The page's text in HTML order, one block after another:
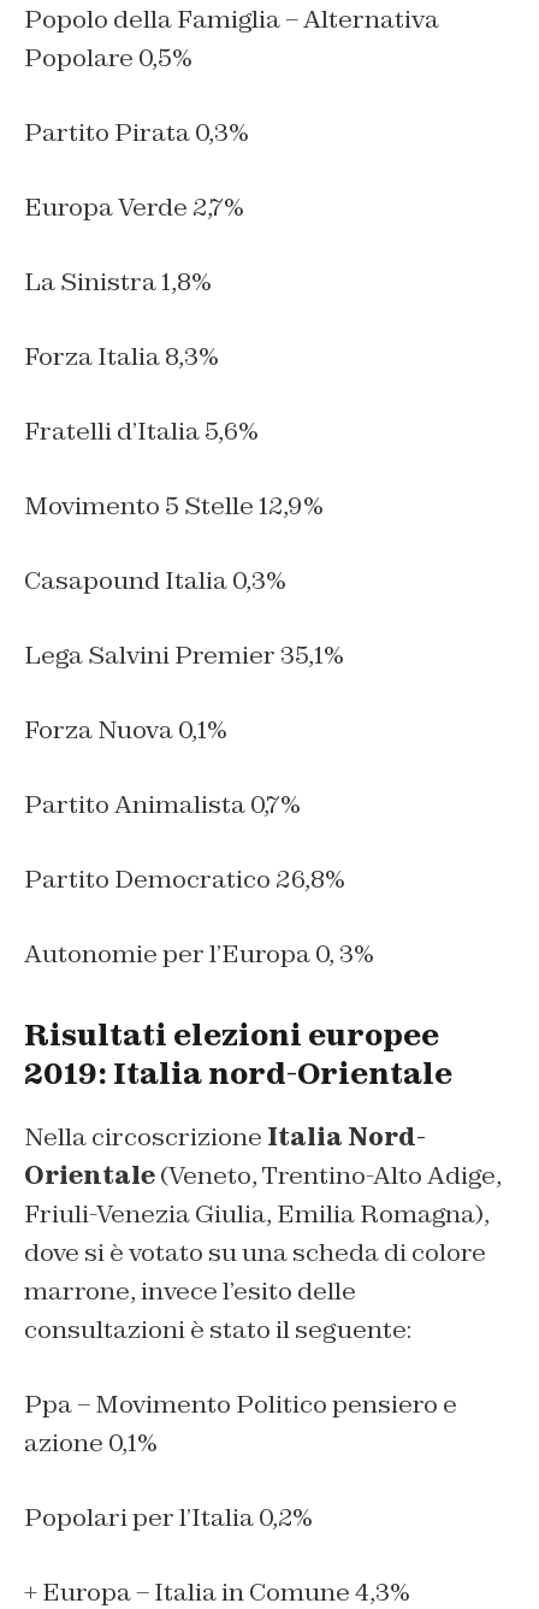
Popolo della Famiglia – Alternativa
Popolare 0,5%
Partito Pirata 0,3%
Europa Verde 2,7%
La Sinistra 1,8%
Forza Italia 8,3%
Fratelli d’Italia 5,6%
Movimento 5 Stelle 12,9%
Casapound Italia 0,3%
Lega Salvini Premier 35,1%
Forza Nuova 0,1%
Partito Animalista 0,7%
Partito Democratico 26,8%
Autonomie per l’Europa 0, 3%
Risultati elezioni europee
2019: Italia nord-Orientale
Nella circoscrizione Italia Nord-
Orientale(Veneto, Trentino-Alto Adige,
Friuli-Venezia Giulia, Emilia Romagna),
dove si è votato su una scheda di colore
marrone, invece l’esito delle
consultazioni è stato il seguente:
Ppa – Movimento Politico pensiero e
azione 0,1%
Popolari per l’Italia 0,2%
+ Europa – Italia in Comune 4,3%